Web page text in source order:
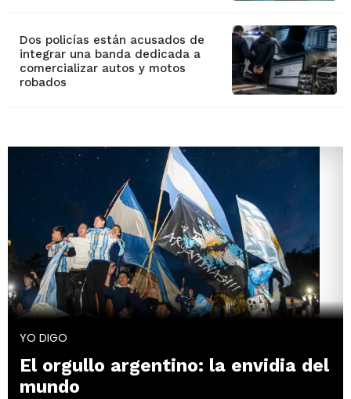
Dos policías están acusados de
integrar una banda dedicada a
comercializar autos y motos
robados
YO DIGO
El orgullo argentino: la envidia del
mundo